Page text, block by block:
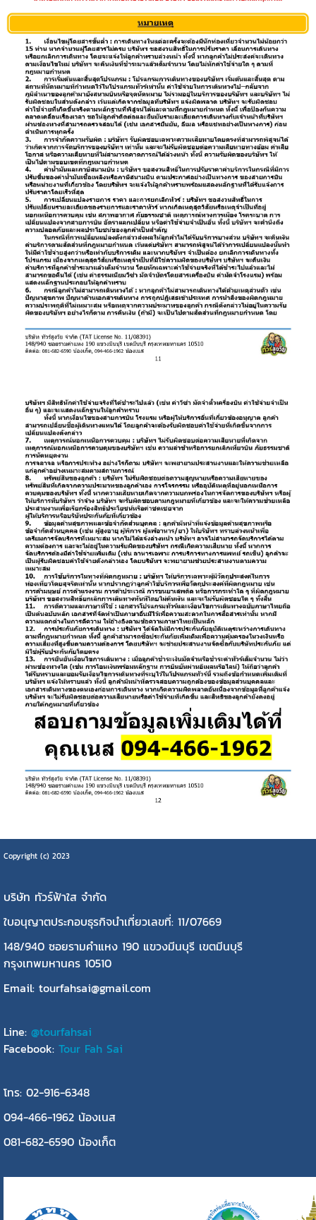
Copyright (c) 2023
บริษัท ทัวร์ฟ้าใส จำกัด
ใบอนุญาตประกอบธุรกิจนำเที่ยวเลขที่: 11/07669
148/940 ซอยรามคำแหง 190 แขวงมีนบุรี เขตมีนบุรี
กรุงเทพมหานคร 10510
Email: tourfahsai@gmail.com
Line: @tourfahsai
Facebook: Tour Fah Sai
โทร: 02-916-6348
094-466-1962 น้องเนส
081-682-6590 น้องเก็ต